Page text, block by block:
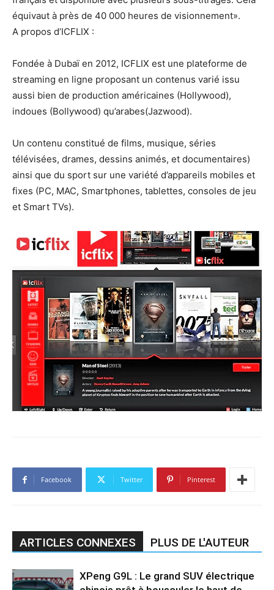
équivaut à près de 40 000 heures de visionnement».
A propos d’ICFLIX :
Fondée à Dubaï en 2012, ICFLIX est une plateforme de
streaming en ligne proposant un contenus varié issu
aussi bien de production américaines (Hollywood),
indoues (Bollywood) qu’arabes(Jazwood).
Un contenu constitué de films, musique, séries
télévisées, drames, dessins animés, et documentaires)
ainsi que du sport sur une variété d’appareils mobiles et
fixes (PC, MAC, Smartphones, tablettes, consoles de jeu
et Smart TVs).
Facebook Twitter Pinterest
ARTICLES CONNEXES PLUS DE L'AUTEUR
XPeng G9L : Le grand SUV électrique